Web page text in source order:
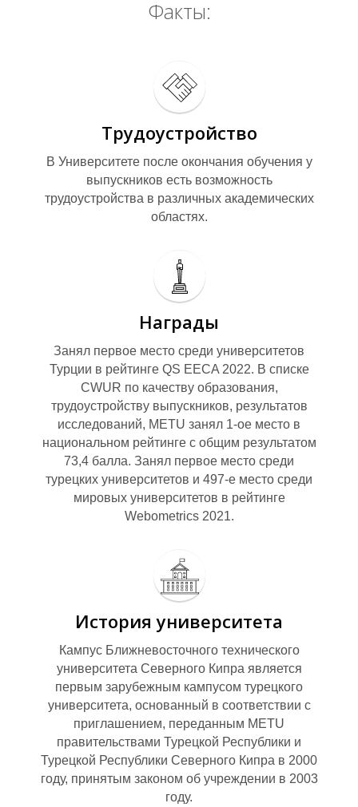
С
П
Факты:
Трудоустройство
В Университете после окончания обучения у
выпускников есть возможность
трудоустройства в различных академических
областях.
Награды
Занял первое место среди университетов
Турции в рейтинге QS EECA 2022. В списке
CWUR по качеству образования,
трудоустройству выпускников, результатов
исследований, METU занял 1-ое место в
национальном рейтинге с общим результатом
73,4 балла. Занял первое место среди
турецких университетов и 497-е место среди
мировых университетов в рейтинге
Webometrics 2021.
История университета
Кампус Ближневосточного технического
университета Северного Кипра является
первым зарубежным кампусом турецкого
университета, основанный в соответствии с
приглашением, переданным METU
правительствами Турецкой Республики и
Турецкой Республики Северного Кипра в 2000
году, принятым законом об учреждении в 2003
году.